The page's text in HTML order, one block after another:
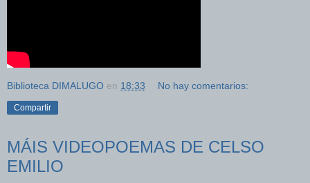
Biblioteca DIMALUGO en 18:33 No hay comentarios:
Compartir
MÁIS VIDEOPOEMAS DE CELSO
EMILIO